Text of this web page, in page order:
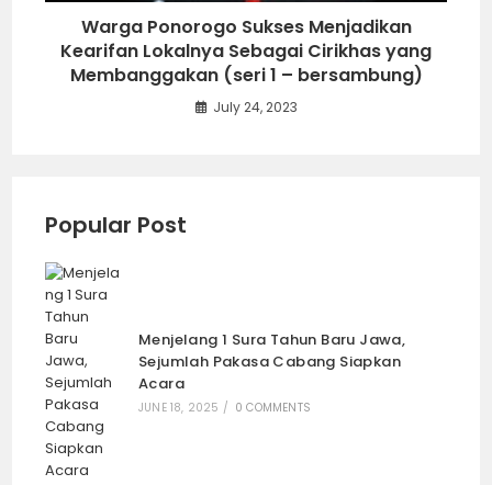
Warga Ponorogo Sukses Menjadikan
Kearifan Lokalnya Sebagai Cirikhas yang
Membanggakan (seri 1 – bersambung)
July 24, 2023
Popular Post
Menjelang 1 Sura Tahun Baru Jawa,
Sejumlah Pakasa Cabang Siapkan
Acara
JUNE 18, 2025 / 0 COMMENTS